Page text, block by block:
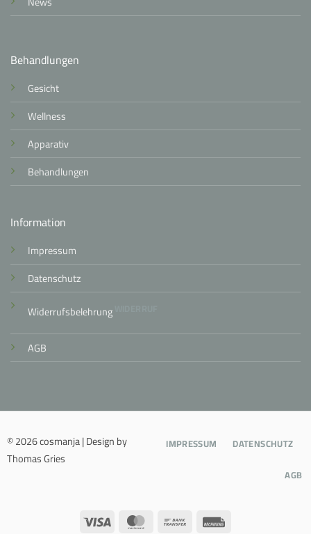
Behandlungen
Gesicht
Wellness
Apparativ
Behandlungen
Information
Impressum
Datenschutz
Widerrufsbelehrung
AGB
© 2026 cosmanja | Design by
Thomas Gries
Visa MasterCardBank
IMPRESSUM
DATENSCHUTZ
AGB